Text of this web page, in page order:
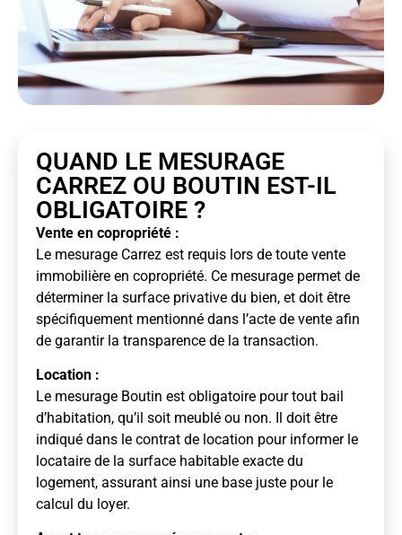
QUAND LE MESURAGE
CARREZ OU BOUTIN EST-IL
OBLIGATOIRE ?
Vente en copropriété :
Le mesurage Carrez est requis lors de toute vente
immobilière en copropriété. Ce mesurage permet de
déterminer la surface privative du bien, et doit être
spécifiquement mentionné dans l’acte de vente afin
de garantir la transparence de la transaction.
Location :
Le mesurage Boutin est obligatoire pour tout bail
d’habitation, qu’il soit meublé ou non. Il doit être
indiqué dans le contrat de location pour informer le
locataire de la surface habitable exacte du
logement, assurant ainsi une base juste pour le
calcul du loyer.